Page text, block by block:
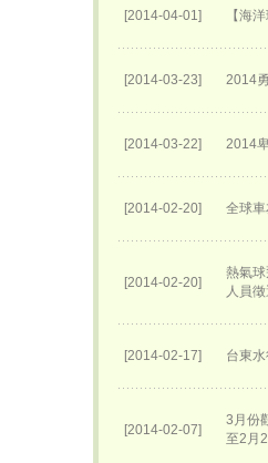
[2014-04-01] 【海
[2014-03-23] 2014
[2014-03-22] 2014
[2014-02-20] 全球
[2014-02-20]
熱氣
人員
[2014-02-17] 台東
[2014-02-07]
3月份
至2月